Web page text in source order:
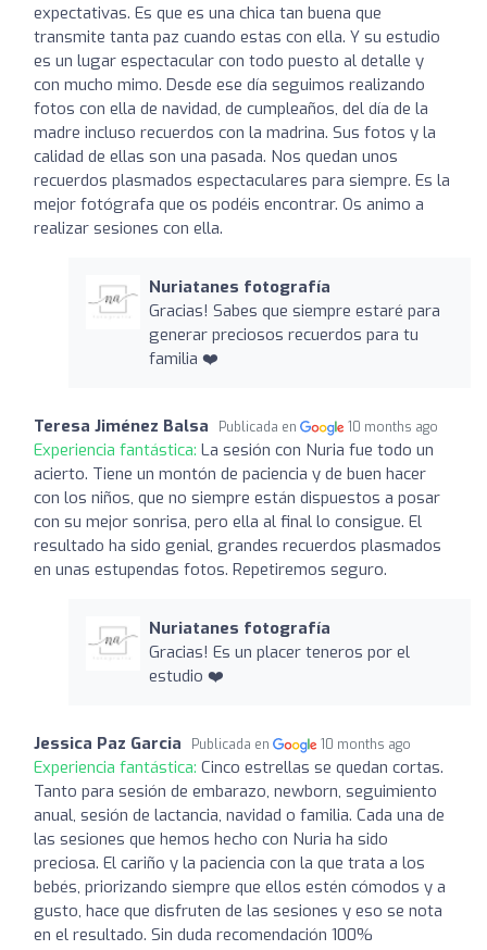
expectativas. Es que es una chica tan buena que
transmite tanta paz cuando estas con ella. Y su estudio
es un lugar espectacular con todo puesto al detalle y
con mucho mimo. Desde ese día seguimos realizando
fotos con ella de navidad, de cumpleaños, del día de la
madre incluso recuerdos con la madrina. Sus fotos y la
calidad de ellas son una pasada. Nos quedan unos
recuerdos plasmados espectaculares para siempre. Es la
mejor fotógrafa que os podéis encontrar. Os animo a
realizar sesiones con ella.
Nuriatanes fotografía
Gracias! Sabes que siempre estaré para
generar preciosos recuerdos para tu
familia ❤️
Teresa Jiménez Balsa Publicada en 10 months ago
Experiencia fantástica: La sesión con Nuria fue todo un
acierto. Tiene un montón de paciencia y de buen hacer
con los niños, que no siempre están dispuestos a posar
con su mejor sonrisa, pero ella al final lo consigue. El
resultado ha sido genial, grandes recuerdos plasmados
en unas estupendas fotos. Repetiremos seguro.
Nuriatanes fotografía
Gracias! Es un placer teneros por el
estudio ❤️
Jessica Paz Garcia Publicada en 10 months ago
Experiencia fantástica: Cinco estrellas se quedan cortas.
Tanto para sesión de embarazo, newborn, seguimiento
anual, sesión de lactancia, navidad o familia. Cada una de
las sesiones que hemos hecho con Nuria ha sido
preciosa. El cariño y la paciencia con la que trata a los
bebés, priorizando siempre que ellos estén cómodos y a
gusto, hace que disfruten de las sesiones y eso se nota
en el resultado. Sin duda recomendación 100%